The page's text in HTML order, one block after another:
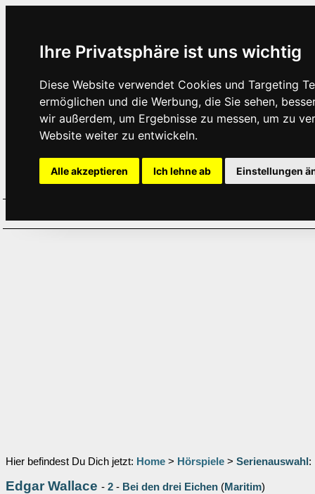
Ihre Privatsphäre ist uns wichtig
Diese Website verwendet Cookies und Targeting
ermöglichen und die Werbung, die Sie sehen,
wir außerdem, um Ergebnisse zu messen, um zu
Website weiter zu entwickeln.
Alle akzeptieren Ich lehne ab Einstellungen
Hier befindest Du Dich jetzt: Home > Hörspiele > Serienauswahl :
Edgar Wallace - 2 - Bei den drei Eichen (Maritim)